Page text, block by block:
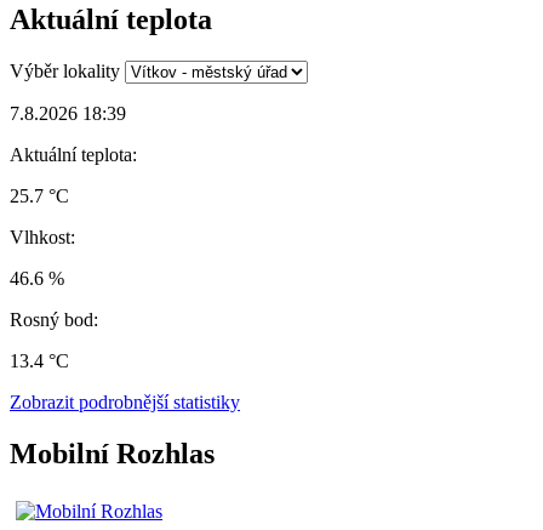
Aktuální teplota
Výběr lokality
7.8.2026 18:39
Aktuální teplota:
25.7 °C
Vlhkost:
46.6 %
Rosný bod:
13.4 °C
Zobrazit podrobnější statistiky
Mobilní Rozhlas